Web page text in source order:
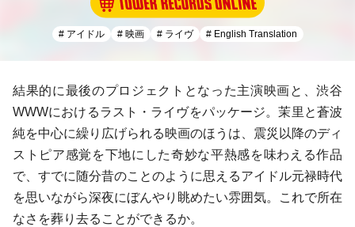
# アイドル # 映画 # ライヴ # English Translation
結果的に最後のプロジェクトとなった主演映画と、渋谷
WWWにおけるラスト・ライヴをパッケージ。茉里 と蒼波
純を中心に繰り広げられる映画のほうは、震災以降のディ
ストピア感覚を下地にした奇妙な平熱感を味わえる作品
で、すでに随分昔のことのように思えるアイドル元禄時代
を思いながら深夜にぼんやり眺めたい雰囲気。これで所在
なさを葬り去ることができるか。